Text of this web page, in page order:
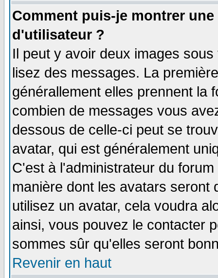
Comment puis-je montrer
d'utilisateur ?
Il peut y avoir deux images
lisez des messages. La
générallement elles prennent la
combien de messages vous
dessous de celle-ci peut se
avatar, qui est généralement
C'est à l'administrateur du
manière dont les avatars seront
utilisez un avatar, cela voudra
ainsi, vous pouvez le contacter
sommes sûr qu'elles seront
Revenir en haut